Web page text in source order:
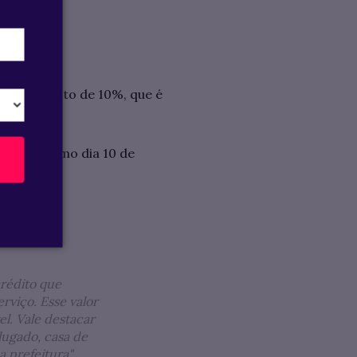
desconto de 10%, que é
no próximo dia 10 de
que
Esse valor
Vale destacar
casa de